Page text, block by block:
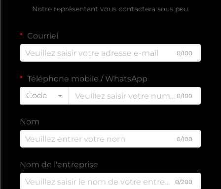
Notre représentant vous contactera sous peu.
Courriel
0/100
Téléphone mobile / WhatsApp
Code
0/100
Nom
0/100
Nom de l'entreprise
0/200